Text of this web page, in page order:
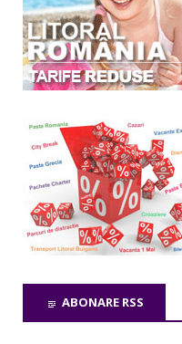
ABONARE RSS